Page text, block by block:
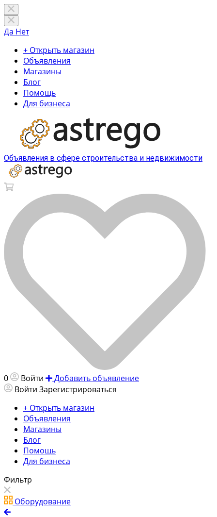
Да Нет
+ Открыть магазин
Объявления
Магазины
Блог
Помощь
Для бизнеса
Объявления в сфере строительства и недвижимости
0 Войти
Добавить объявление
Войти Зарегистрироваться
+ Открыть магазин
Объявления
Магазины
Блог
Помощь
Для бизнеса
Фильтр
Оборудование